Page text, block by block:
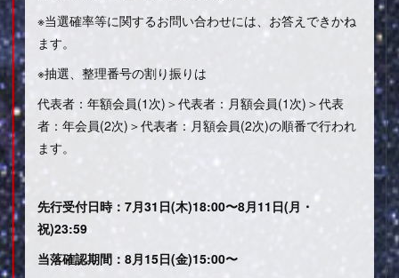
※当選確率等に関するお問い合わせには、お答えできかね
ます。
※抽選、整理番号の割り振りは
代表者：年額会員(1次)＞代表者：月額会員(1次)＞代表
者：年会員(2次)＞代表者：月額会員(2次)の順番で行われ
ます。
先行受付日時：7月31日(木)18:00〜8月11日(月・
祝)23:59
当落確認期間：8月15日(金)15:00〜